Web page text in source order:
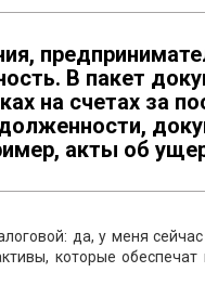
В пакет
на счетах за
акты об
да, у меня
которые